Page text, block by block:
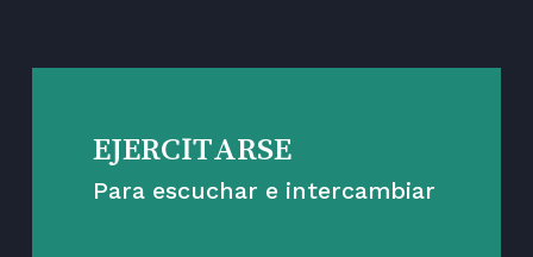
EJERCITARSE
Para escuchar e intercambiar